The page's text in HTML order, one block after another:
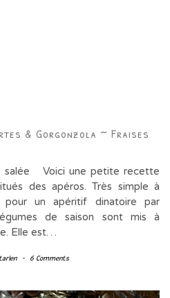
& Gorgonzola ~ Fraises
salée Voici une petite recette
des apéros. Très simple à
un apéritif dinatoire par
de saison sont mis à
Elle est…
- 6 Comments